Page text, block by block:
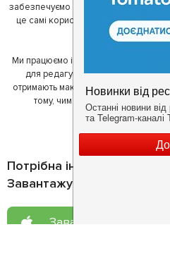
забезпечуємо актуальність
це самі користувачі, які діляться
один одному у
Ми працюємо і з ресторанами. Для
для редагування інформації про
отримають максимум інформації, а
тому, чим він любить займатися
Потрібна інформація про
Завантажуйте додаток!
Завантажте у